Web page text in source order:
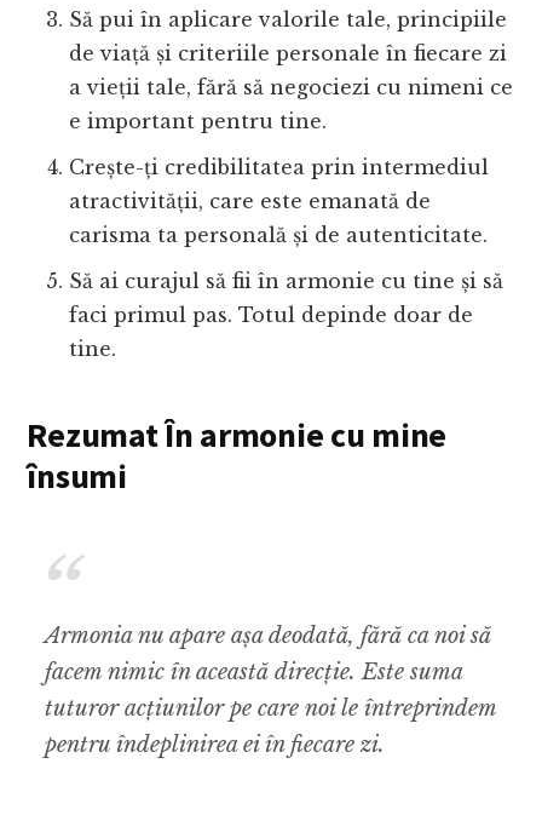
Să pui în aplicare valorile tale, principiile
de viață și criteriile personale în fiecare zi
a vieții tale, fără să negociezi cu nimeni ce
e important pentru tine.
Crește-ți credibilitatea prin intermediul
atractivității, care este emanată de
carisma ta personală și de autenticitate.
Să ai curajul să fii în armonie cu tine și să
faci primul pas. Totul depinde doar de
tine.
Rezumat În armonie cu mine
însumi
Armonia nu apare așa deodată, fără ca noi să
facem nimic în această direcție. Este suma
tuturor acțiunilor pe care noi le întreprindem
pentru îndeplinirea ei în fiecare zi.